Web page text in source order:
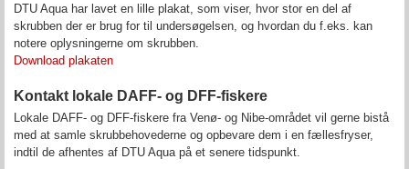
DTU Aqua har lavet en lille plakat, som viser, hvor stor en del af
skrubben der er brug for til undersøgelsen, og hvordan du f.eks. kan
notere oplysningerne om skrubben.
Download plakaten
Kontakt lokale DAFF- og DFF-fiskere
Lokale DAFF- og DFF-fiskere fra Venø- og Nibe-området vil gerne bistå
med at samle skrubbehovederne og opbevare dem i en fællesfryser,
indtil de afhentes af DTU Aqua på et senere tidspunkt.